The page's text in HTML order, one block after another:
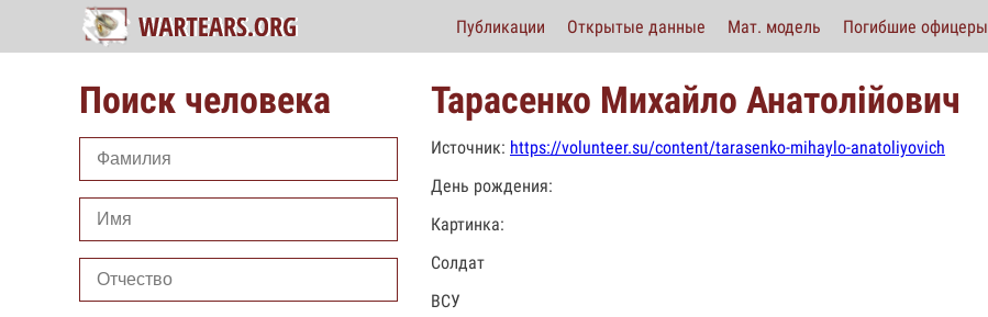
Публикации Открытые данные Мат. модель Погибшие офицеры
Поиск человека Тарасенко Михайло Анатолійович
Источник: https://volunteer.su/content/tarasenko-mihaylo-anatoliyovich
День рождения:
Картинка:
Солдат
ВСУ